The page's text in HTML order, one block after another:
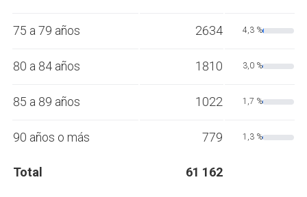
75 a 79 años 2634 4,3 %
80 a 84 años 1810 3,0 %
85 a 89 años 1022 1,7 %
90 años o más 779 1,3 %
Total 61 162